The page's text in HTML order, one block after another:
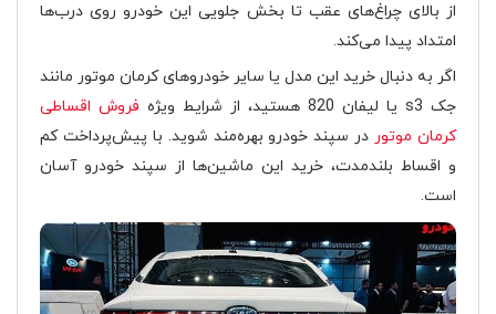
از بالای چراغ‌های عقب تا بخش جلویی این خودرو روی درب‌ها
امتداد پیدا می‌کند.
اگر به دنبال خرید این مدل یا سایر خودروهای کرمان موتور مانند
جک s3 یا لیفان 820 هستید، از شرایط ویژه
فروش اقساطی
کرمان موتور در سپند خودرو بهره‌مند شوید. با پیش‌پرداخت کم
و اقساط بلندمدت، خرید این ماشین‌ها از سپند خودرو آسان
است.